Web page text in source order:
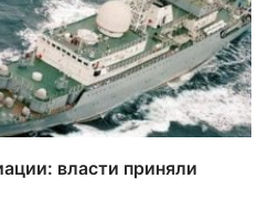
власти приняли